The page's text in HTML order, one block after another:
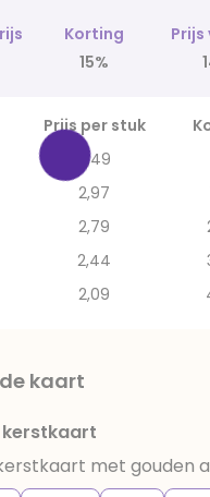
Korting
Prijs
15%
Prijs per stuk
3,49
2,97
2,79
2,44
2,09
kaart
met gouden